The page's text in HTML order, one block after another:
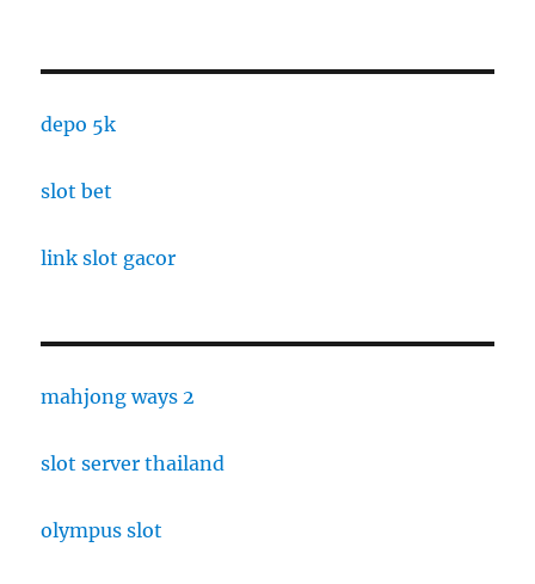
depo 5k
slot bet
link slot gacor
mahjong ways 2
slot server thailand
olympus slot